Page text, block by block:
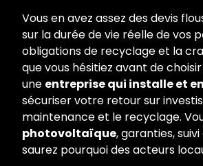
Vous en avez assez des devis
sur la durée de vie réelle de vos
obligations de recyclage et la
que vous hésitiez avant de
une entreprise qui installe et
sécuriser votre retour sur
maintenance et le recyclage.
photovoltaïque, garanties,
saurez pourquoi des acteurs